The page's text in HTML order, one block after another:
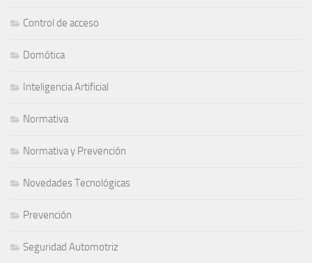
Control de acceso
Domótica
Inteligencia Artificial
Normativa
Normativa y Prevención
Novedades Tecnológicas
Prevención
Seguridad Automotriz